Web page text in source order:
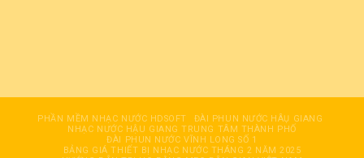
PHẦN MỀM NHẠC NƯỚC HDSOFT
ĐÀI PHUN NƯỚC HÂỤ GIANG
NHẠC NƯỚC HẬU GIANG TRUNG TÂM THÀNH PHỐ
ĐÀI PHUN NƯỚC VĨNH LONG SỐ 1
BẢNG GIÁ THIẾT BỊ NHẠC NƯỚC THÁNG 2 NĂM 2025